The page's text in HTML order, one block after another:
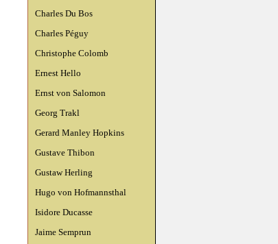
Charles Du Bos
Charles Péguy
Christophe Colomb
Ernest Hello
Ernst von Salomon
Georg Trakl
Gerard Manley Hopkins
Gustave Thibon
Gustaw Herling
Hugo von Hofmannsthal
Isidore Ducasse
Jaime Semprun